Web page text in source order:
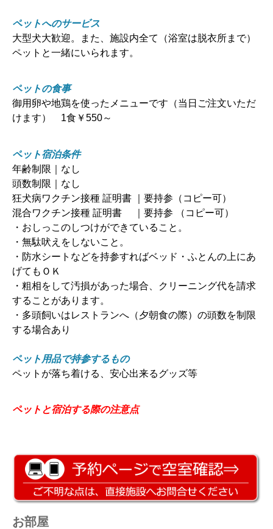
ペットへのサービス
大型犬大歓迎。また、施設内全て（浴室は脱衣所まで）
ペットと一緒にいられます。
ペットの食事
御用卵や地鶏を使ったメニューです（当日ご注文いただ
けます） 1食￥550～
ペット宿泊条件
年齢制限｜なし
頭数制限｜なし
狂犬病ワクチン接種 証明書 ｜要持参（コピー可）
混合ワクチン接種 証明書 ｜要持参 （コピー可）
・おしっこのしつけができていること。
・無駄吠えをしないこと。
・防水シートなどを持参すればベッド・ふとんの上にあ
げてもＯＫ
・粗相をして汚損があった場合、クリーニング代を請求
することがあります。
・多頭飼いはレストランへ（夕朝食の際）の頭数を制限
する場合あり
ペット用品で持参するもの
ペットが落ち着ける、安心出来るグッズ等
ペットと宿泊する際の注意点
お部屋